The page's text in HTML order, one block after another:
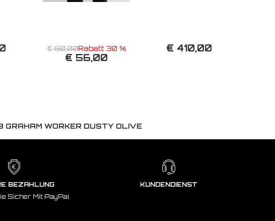
€ 80,00Rabatt 30 %
€ 56,00
€ 410,00
WORKER DUSTY OLIVE
BEZAHLUNG
Sicher Mit PayPal
KUNDENDIENST